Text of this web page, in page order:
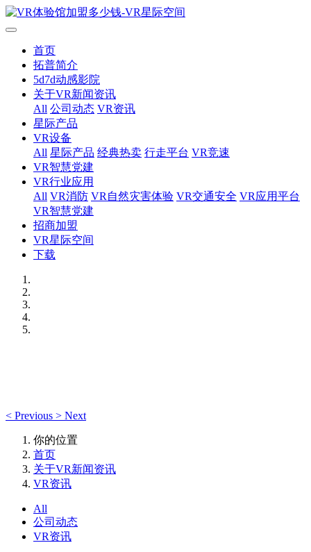
首页
拓普简介
5d7d动感影院
关于VR新闻资讯
All 公司动态 VR资讯
星际产品
VR设备
All 星际产品 经典热卖 行走平台 VR竞速
VR智慧党建
VR行业应用
All VR消防 VR自然灾害体验 VR交通安全 VR应用平台
VR智慧党建
招商加盟
VR星际空间
下载
< Previous > Next
你的位置
首页
关于VR新闻资讯
VR资讯
All
公司动态
VR资讯